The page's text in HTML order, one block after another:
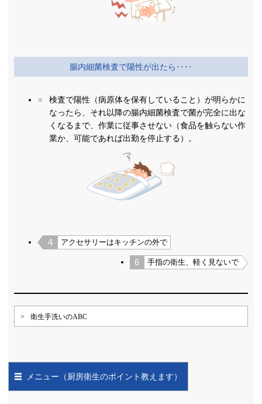
腸内細菌検査で陽性が出たら‥‥
検査で陽性（病原体を保有していること）が明らかに
なったら、それ以降の腸内細菌検査で菌が完全に出な
くなるまで、作業に従事させない（食品を触らない作
業か、可能であれば出勤を停止する）。
4 アクセサリーはキッチンの外で
6 手指の衛生、軽く見ないで
> 衛生手洗いのABC
メニュー（厨房衛生のポイント教えます）